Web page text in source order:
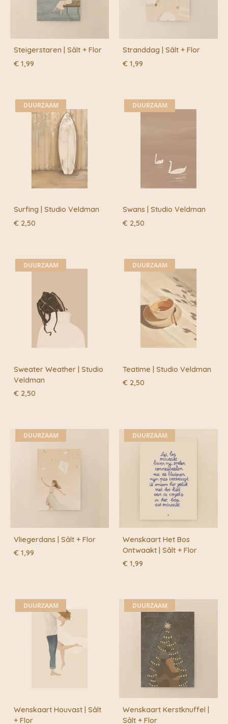
Steigerstaren | Sâlt + Flor
€ 1,99
Stranddag | Sâlt + Flor
€ 1,99
DUURZAAM
Surfing | Studio Veldman
€ 2,50
DUURZAAM
Swans | Studio Veldman
€ 2,50
DUURZAAM
Sweater Weather | Studio
Veldman
€ 2,50
DUURZAAM
Teatime | Studio Veldman
€ 2,50
DUURZAAM
Vliegerdans | Sâlt + Flor
€ 1,99
DUURZAAM
Wenskaart Het Bos
Ontwaakt | Sâlt + Flor
€ 1,99
DUURZAAM
Wenskaart Houvast | Sâlt
+ Flor
DUURZAAM
Wenskaart Kerstknuffel |
Sâlt + Flor